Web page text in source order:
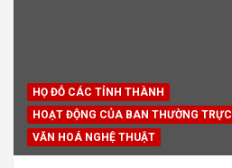
HỌ ĐỖ CÁC TỈNH THÀNH
HOẠT ĐỘNG CỦA BAN THƯỜNG TRỰC
VĂN HOÁ NGHỆ THUẬT